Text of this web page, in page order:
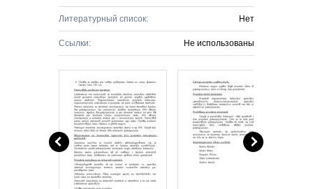
Литературный список: Нет
Ссылки: Не использованы